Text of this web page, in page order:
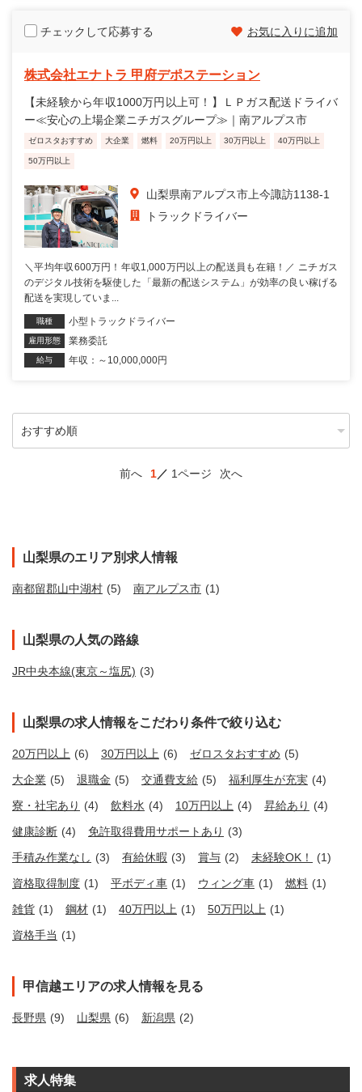
チェックして応募する お気に入りに追加
株式会社エナトラ 甲府デポステーション
【未経験から年収1000万円以上可！】ＬＰガス配送ドライバ
ー≪安心の上場企業ニチガスグループ≫｜南アルプス市
ゼロスタおすすめ 大企業 燃料 20万円以上 30万円以上 40万円以上
50万円以上
山梨県南アルプス市上今諏訪1138-1
トラックドライバー
＼平均年収600万円！年収1,000万円以上の配送員も在籍！／ ニチガス
のデジタル技術を駆使した「最新の配送システム」が効率の良い稼げる
配送を実現していま...
職種 小型トラックドライバー
雇用形態 業務委託
給与 年収：～10,000,000円
前へ 1 1ページ 次へ
山梨県のエリア別求人情報
南都留郡山中湖村 (5) 南アルプス市 (1)
山梨県の人気の路線
JR中央本線(東京～塩尻) (3)
山梨県の求人情報をこだわり条件で絞り込む
20万円以上 (6) 30万円以上 (6) ゼロスタおすすめ (5)
大企業 (5) 退職金 (5) 交通費支給 (5) 福利厚生が充実 (4)
寮・社宅あり (4) 飲料水 (4) 10万円以上 (4) 昇給あり (4)
健康診断 (4) 免許取得費用サポートあり (3)
手積み作業なし (3) 有給休暇 (3) 賞与 (2) 未経験OK！
(1)
資格取得制度 (1) 平ボディ車 (1) ウィング車 (1) 燃料 (1)
雑貨 (1) 鋼材 (1) 40万円以上 (1) 50万円以上 (1)
資格手当 (1)
甲信越エリアの求人情報を見る
長野県 (9) 山梨県 (6) 新潟県 (2)
求人特集